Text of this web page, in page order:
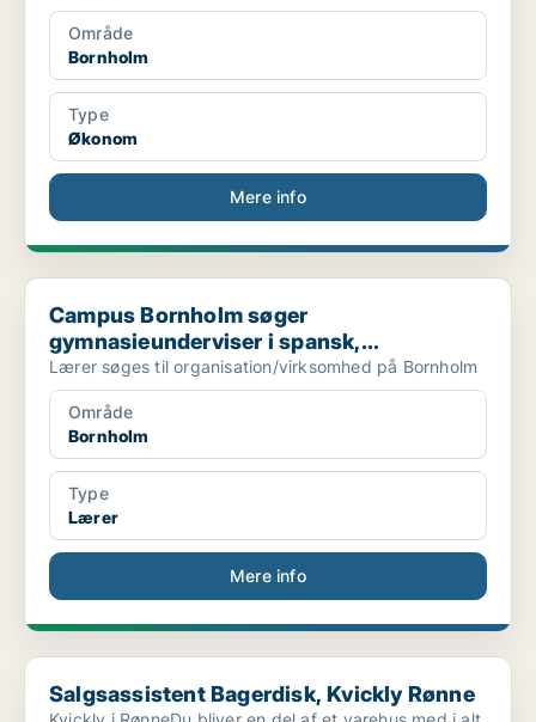
Område
Bornholm
Type
Økonom
Mere info
Campus Bornholm søger gymnasieunderviser i spansk,...
Campus Bornholm søger
gymnasieunderviser i spansk,...
Lærer søges til organisation/virksomhed på Bornholm
Område
Bornholm
Type
Lærer
Mere info
Salgsassistent Bagerdisk, Kvickly Rønne
Salgsassistent Bagerdisk, Kvickly Rønne